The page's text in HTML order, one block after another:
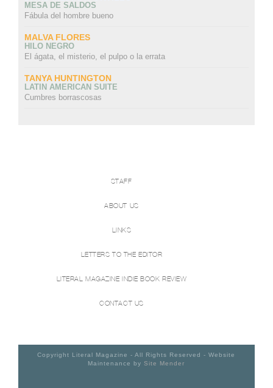
MESA DE SALDOS
Fábula del hombre bueno
MALVA FLORES
HILO NEGRO
El ágata, el misterio, el pulpo o la errata
TANYA HUNTINGTON
LATIN AMERICAN SUITE
Cumbres borrascosas
STAFF
ABOUT US
LINKS
LETTERS TO THE EDITOR
LITERAL MAGAZINE INDIE BOOK REVIEW
CONTACT US
Copyright Literal Magazine - All Rights Reserved - Website
Maintenance bySite Mender